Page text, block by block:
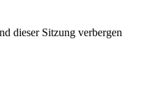
dieser Sitzung verbergen